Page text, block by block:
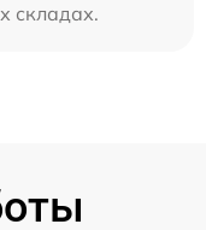
складах.